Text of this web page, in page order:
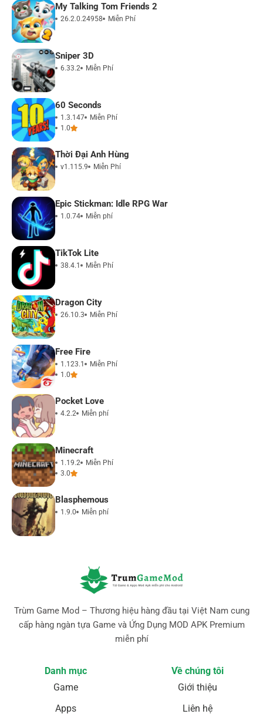
My Talking Tom Friends 2
26.2.0.24958 Miễn Phí
Sniper 3D
6.33.2 Miễn Phí
60 Seconds
1.3.147
Miễn Phí
1.0
Thời Đại Anh Hùng
v1.115.9 Miễn Phí
Epic Stickman: Idle RPG War
1.0.74 Miễn phí
TikTok Lite
38.4.1 Miễn Phí
Dragon City
26.10.3 Miễn Phí
Free Fire
1.123.1
Miễn Phí
1.0
Pocket Love
4.2.2 Miễn phí
Minecraft
1.19.2
Miễn Phí
3.0
Blasphemous
1.9.0 Miễn phí
Trùm Game Mod – Thương hiệu hàng đầu tại Việt Nam cung
cấp hàng ngàn tựa Game và Ứng Dụng MOD APK Premium
miễn phí
Danh mục
Game
Apps
Về chúng tôi
Giới thiệu
Liên hệ